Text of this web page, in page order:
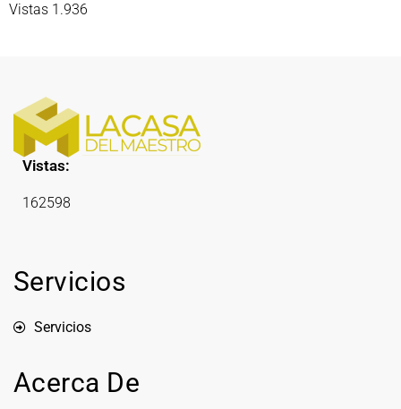
Vistas 1.936
Vistas:
162598
Servicios
Servicios
Acerca De